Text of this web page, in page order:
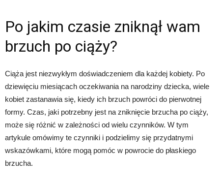
Po jakim czasie zniknął wam
brzuch po ciąży?
Ciąża jest niezwykłym doświadczeniem dla każdej kobiety. Po
dziewięciu miesiącach oczekiwania na narodziny dziecka, wiele
kobiet zastanawia się, kiedy ich brzuch powróci do pierwotnej
formy. Czas, jaki potrzebny jest na zniknięcie brzucha po ciąży,
może się różnić w zależności od wielu czynników. W tym
artykule omówimy te czynniki i podzielimy się przydatnymi
wskazówkami, które mogą pomóc w powrocie do płaskiego
brzucha.